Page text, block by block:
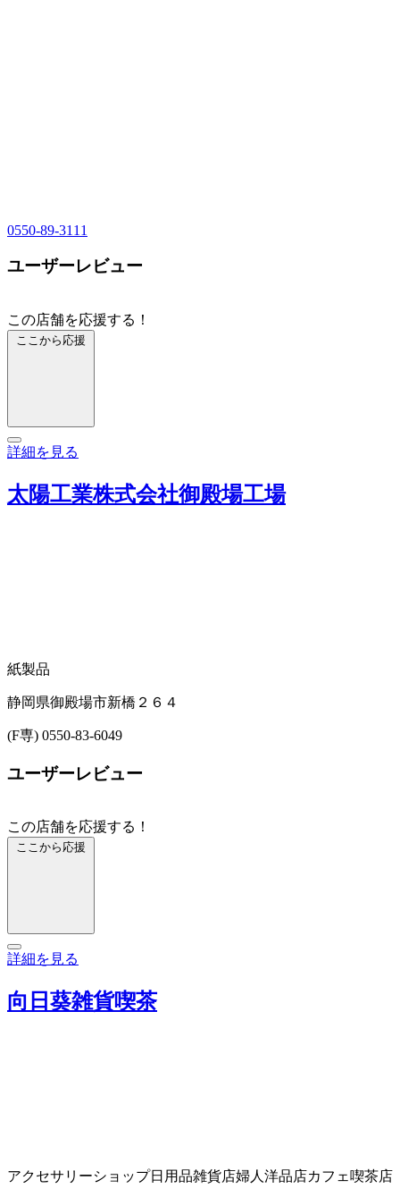
0550-89-3111
ユーザーレビュー
この店舗を応援する！
ここから応援
詳細を見る
太陽工業株式会社御殿場工場
紙製品
静岡県御殿場市新橋２６４
(F専) 0550-83-6049
ユーザーレビュー
この店舗を応援する！
ここから応援
詳細を見る
向日葵雑貨喫茶
アクセサリーショップ日用品雑貨店婦人洋品店カフェ 喫茶店